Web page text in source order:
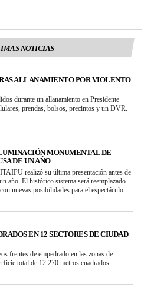
NOTICIAS
ALLANAMIENTO POR VIOLENTO
durante un allanamiento en Presidente
prendas, bolsos, precintos y un DVR.
MONUMENTAL DE
DE UN AÑO
realizó su última presentación antes de
año. El histórico sistema será reemplazado
nuevas posibilidades para el espectáculo.
EN 12 SECTORES DE CIUDAD
frentes de empedrado en las zonas de
total de 12.270 metros cuadrados.